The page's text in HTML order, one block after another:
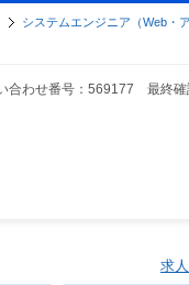
システムエンジニア（Web・
合わせ番号：569177 最終確
求